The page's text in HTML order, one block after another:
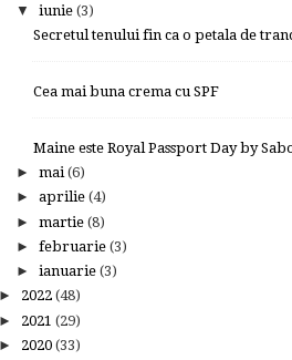
▼ iunie (3)
Secretul tenului fin ca o petala de
Cea mai buna crema cu SPF
Maine este Royal Passport Day by
► mai(6)
► aprilie (4)
► martie (8)
► februarie (3)
► ianuarie (3)
► 2022 (48)
► 2021 (29)
► 2020 (33)